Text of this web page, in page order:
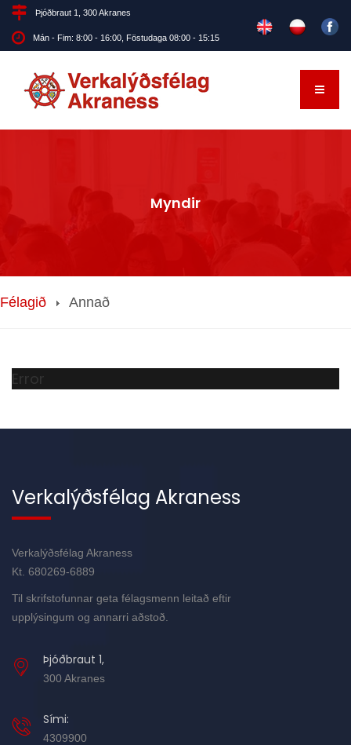
Þjóðbraut 1, 300 Akranes
Mán - Fim: 8:00 - 16:00, Föstudaga 08:00 - 15:15
Myndir
Félagið Annað
Error
Verkalýðsfélag Akraness
Verkalýðsfélag Akraness
Kt. 680269-6889
Til skrifstofunnar geta félagsmenn leitað eftir
upplýsingum og annarri aðstoð.
Þjóðbraut 1,
300 Akranes
Sími:
4309900